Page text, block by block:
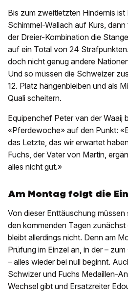
Bis zum zweitletzten Hindernis ist
Schimmel-Wallach auf Kurs,
der Dreier-Kombination die
auf ein Total von 24
doch nicht genug andere
Und so müssen die Schweizer
12. Platz hängenbleiben und als
Quali scheitern.
Equipenchef Peter van der Waaij
«Pferdewoche» auf den Punkt:
das Letzte, das wir erwartet
Fuchs, der Vater von Martin,
alles nicht gut.»
Am Montag folgt die
Von dieser Enttäuschung müssen
den kommenden Tagen zunächst
bleibt allerdings nicht. Denn am
Prüfung im Einzel an, in der –
– alles wieder bei null beginnt.
Schwizer und Fuchs Medaillen-
Wechsel gibt und Ersatzreiter